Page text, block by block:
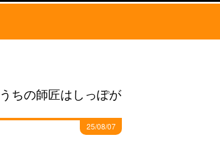
ちの師匠はしっぽが
25/08/07